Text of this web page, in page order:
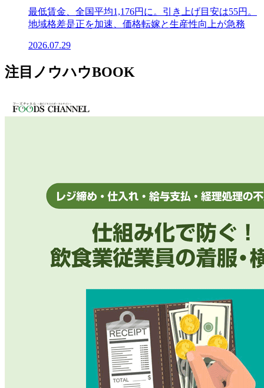
最低賃金、全国平均1,176円に。引き上げ目安は55円。
地域格差是正を加速、価格転嫁と生産性向上が急務
2026.07.29
注目ノウハウBOOK